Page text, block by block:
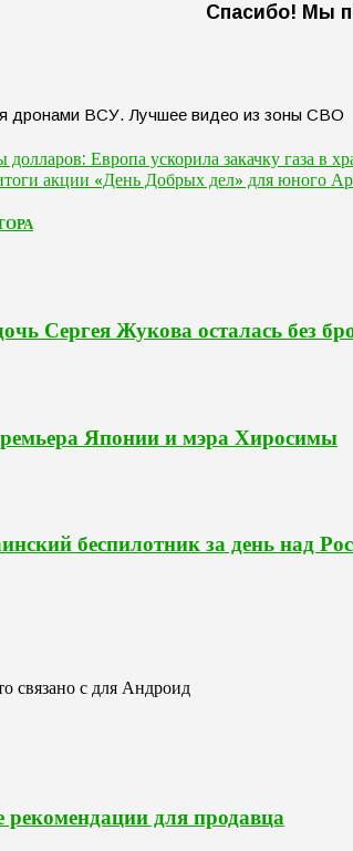
Спасибо! Мы
Европа ускорила закачку газа в
акции «День Добрых дел» для юного
Сергея Жукова осталась без
Японии и мэра Хиросимы
беспилотник за день над
связано с для Андроид
рекомендации для продавца